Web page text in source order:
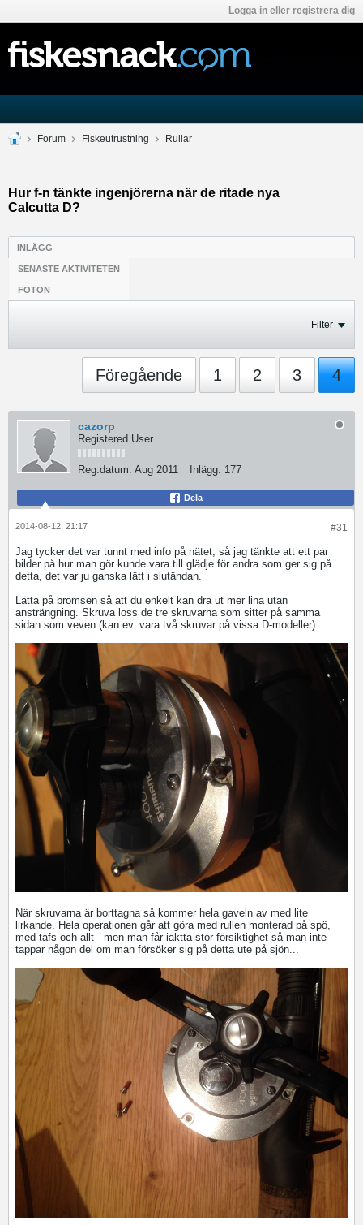
Logga in eller registrera dig
Forum Fiskeutrustning Rullar
Hur f-n tänkte ingenjörerna när de ritade nya
Calcutta D?
INLÄGG
SENASTE AKTIVITETEN
FOTON
Filter
Föregående 1 2 3 4
cazorp
Registered User
Reg.datum: Aug 2011 Inlägg: 177
Dela
#31
2014-08-12, 21:17
Jag tycker det var tunnt med info på nätet, så jag tänkte att ett par
bilder på hur man gör kunde vara till glädje för andra som ger sig på
detta, det var ju ganska lätt i slutändan.
Lätta på bromsen så att du enkelt kan dra ut mer lina utan
ansträngning. Skruva loss de tre skruvarna som sitter på samma
sidan som veven (kan ev. vara två skruvar på vissa D-modeller)
När skruvarna är borttagna så kommer hela gaveln av med lite
lirkande. Hela operationen går att göra med rullen monterad på spö,
med tafs och allt - men man får iaktta stor försiktighet så man inte
tappar någon del om man försöker sig på detta ute på sjön...